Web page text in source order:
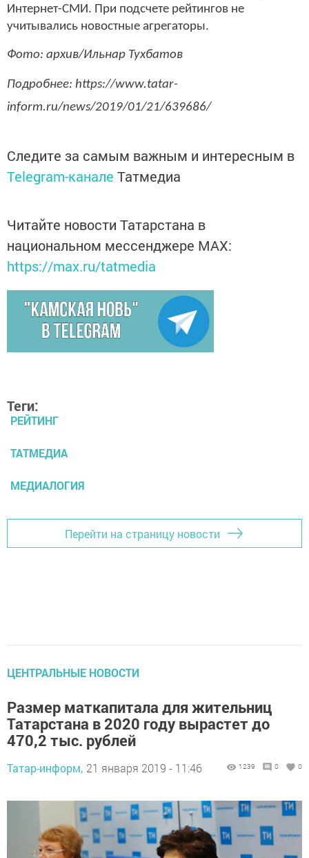
Интернет-СМИ. При подсчете рейтингов не
учитывались новостные агрегаторы.
Фото: архив/Ильнар Тухбатов
Подробнее: https://www.tatar-
inform.ru/news/2019/01/21/639686/
Следите за самым важным и интересным в
Telegram-канале Татмедиа
Читайте новости Татарстана в
национальном мессенджере MАХ:
https://max.ru/tatmedia
Теги:
РЕЙТИНГ
ТАТМЕДИА
МЕДИАЛОГИЯ
Перейти на страницу новости
ЦЕНТРАЛЬНЫЕ НОВОСТИ
Размер маткапитала для жительниц
Татарстана в 2020 году вырастет до
470,2 тыс. рублей
Татар-информ, 21 января 2019 - 11:46 1239 0 0